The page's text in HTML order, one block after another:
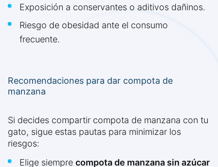
Exposición a conservantes o aditivos dañinos.
Riesgo de obesidad ante el consumo
frecuente.
Recomendaciones para dar compota de
manzana
Si decides compartir compota de manzana con tu
gato, sigue estas pautas para minimizar los
riesgos:
Elige siempre compota de manzana sin azúcar